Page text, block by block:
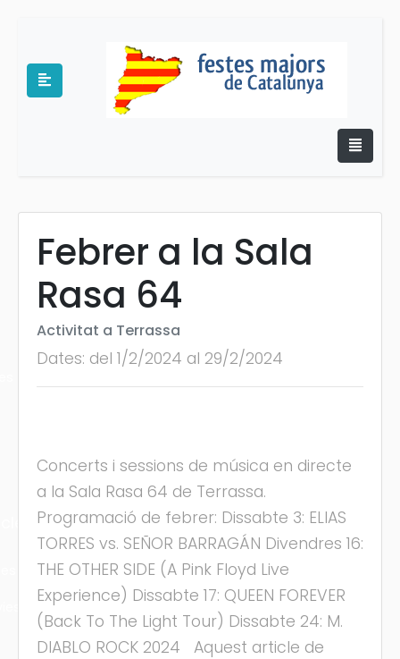
Febrer a la Sala
Rasa 64
Activitat a Terrassa
Dates: del 1/2/2024 al 29/2/2024
Concerts i sessions de música en directe
a la Sala Rasa 64 de Terrassa.
Programació de febrer: Dissabte 3: ELIAS
TORRES vs. SEÑOR BARRAGÁN Divendres 16:
THE OTHER SIDE (A Pink Floyd Live
Experience) Dissabte 17: QUEEN FOREVER
(Back To The Light Tour) Dissabte 24: M.
DIABLO ROCK 2024 Aquest article de